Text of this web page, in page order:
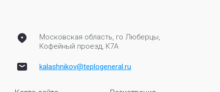
Московская область, го Люберцы,
Кофейный проезд, К7А
kalashnikov@teplogeneral.ru